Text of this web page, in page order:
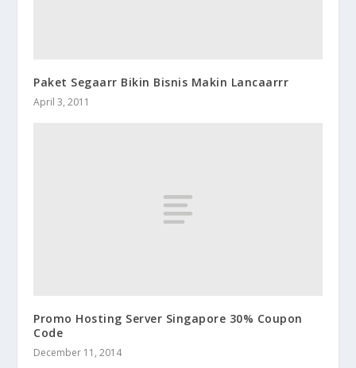
Paket Segaarr Bikin Bisnis Makin Lancaarrr
April 3, 2011
Promo Hosting Server Singapore 30% Coupon
Code
December 11, 2014